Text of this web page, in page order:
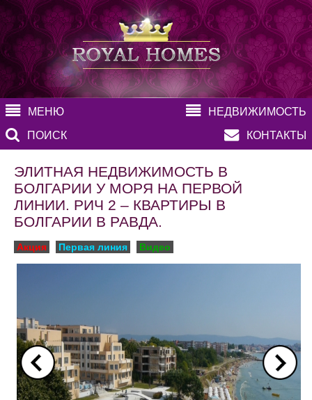
МЕНЮ
НЕДВИЖИМОСТЬ
ПОИСК
КОНТАКТЫ
ЭЛИТНАЯ НЕДВИЖИМОСТЬ В
БОЛГАРИИ У МОРЯ НА ПЕРВОЙ
ЛИНИИ. РИЧ 2 – КВАРТИРЫ В
БОЛГАРИИ В РАВДА.
Акция Первая линия Видео